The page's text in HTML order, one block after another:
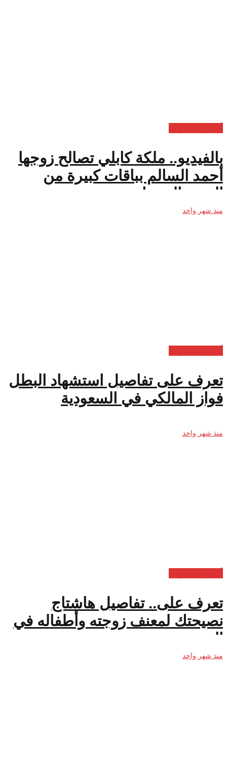
بالفيديو.. ملكة كابلي تصالح زوجها
أحمد السالم بباقات كبيرة من
الورود الحمراء
منذ شهر واحد
تعرف على تفاصيل استشهاد البطل
فواز المالكي في السعودية
منذ شهر واحد
تعرف على.. تفاصيل هاشتاج
نصيحتك لمعنف زوجته وأطفاله في
السعودية
منذ شهر واحد